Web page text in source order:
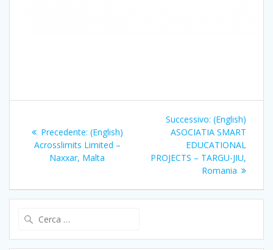
articoli
Precedente: Articolo
precedente:
(English)
Acrosslimits Limited –
Naxxar, Malta
Successivo: Articolo
successivo:
(English)
ASOCIATIA SMART
EDUCATIONAL
PROJECTS – TARGU-JIU,
Romania